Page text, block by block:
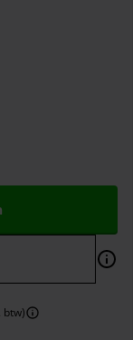
btw)